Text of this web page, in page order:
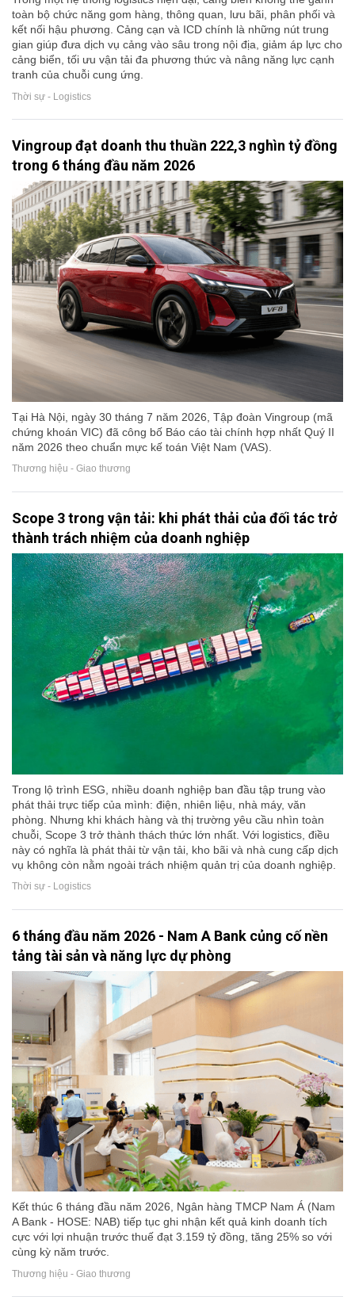
toàn bộ chức năng gom hàng, thông quan, lưu bãi, phân phối và
kết nối hậu phương. Cảng cạn và ICD chính là những nút trung
gian giúp đưa dịch vụ cảng vào sâu trong nội địa, giảm áp lực cho
cảng biển, tối ưu vận tải đa phương thức và nâng năng lực cạnh
tranh của chuỗi cung ứng.
Thời sự - Logistics
Vingroup đạt doanh thu thuần 222,3 nghìn tỷ đồng
trong 6 tháng đầu năm 2026
Tại Hà Nội, ngày 30 tháng 7 năm 2026, Tập đoàn Vingroup (mã
chứng khoán VIC) đã công bố Báo cáo tài chính hợp nhất Quý II
năm 2026 theo chuẩn mực kế toán Việt Nam (VAS).
Thương hiệu - Giao thương
Scope 3 trong vận tải: khi phát thải của đối tác trở
thành trách nhiệm của doanh nghiệp
Trong lộ trình ESG, nhiều doanh nghiệp ban đầu tập trung vào
phát thải trực tiếp của mình: điện, nhiên liệu, nhà máy, văn
phòng. Nhưng khi khách hàng và thị trường yêu cầu nhìn toàn
chuỗi, Scope 3 trở thành thách thức lớn nhất. Với logistics, điều
này có nghĩa là phát thải từ vận tải, kho bãi và nhà cung cấp dịch
vụ không còn nằm ngoài trách nhiệm quản trị của doanh nghiệp.
Thời sự - Logistics
6 tháng đầu năm 2026 - Nam A Bank củng cố nền
tảng tài sản và năng lực dự phòng
Kết thúc 6 tháng đầu năm 2026, Ngân hàng TMCP Nam Á (Nam
A Bank - HOSE: NAB) tiếp tục ghi nhận kết quả kinh doanh tích
cực với lợi nhuận trước thuế đạt 3.159 tỷ đồng, tăng 25% so với
cùng kỳ năm trước.
Thương hiệu - Giao thương